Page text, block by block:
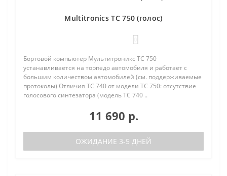
Multitronics TC 750 (голос)
Бортовой компьютер Мультитроникс TC 750
устанавливается на торпедо автомобиля и работает с
большим количеством автомобилей (см. поддерживаемые
протоколы) Отличия TC 740 от модели TC 750: отсутствие
голосового синтезатора (модель TC 740 ..
11 690 р.
ОЖИДАНИЕ 3-5 ДНЕЙ